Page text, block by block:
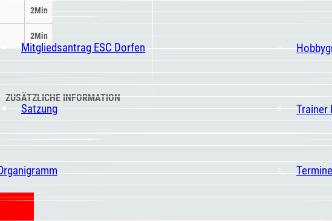
Trainer
Termine
Mitgliedsantrag ESC Dorfen
Satzung
2Min
2Min
ZUSÄTZLICHE INFORMATION